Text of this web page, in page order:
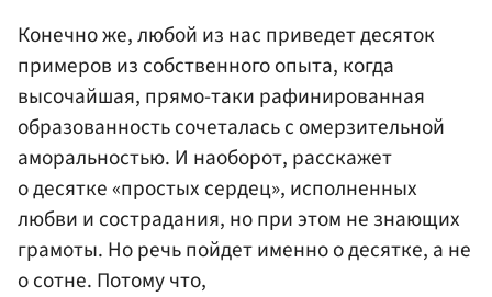
Конечно же, любой из нас приведет десяток
примеров из собственного опыта, когда
высочайшая, прямо-таки рафинированная
образованность сочеталась с омерзительной
аморальностью. И наоборот, расскажет
о десятке «простых сердец», исполненных
любви и сострадания, но при этом не знающих
грамоты. Но речь пойдет именно о десятке, а не
о сотне. Потому что,